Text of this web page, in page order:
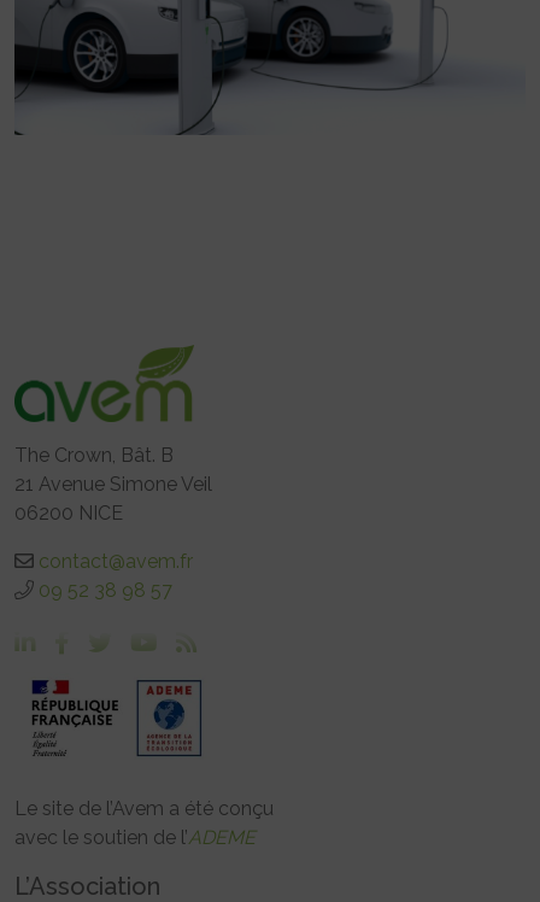
The Crown, Bât. B
21 Avenue Simone Veil
06200 NICE
contact@avem.fr
09 52 38 98 57
Le site de l’Avem a été conçu
avec le soutien de l’ADEME
L’Association